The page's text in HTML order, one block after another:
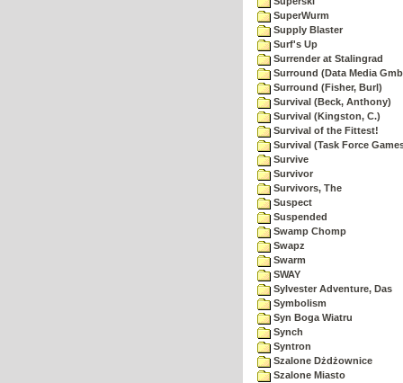
SuperWurm
Supply Blaster
Surf's Up
Surrender at Stalingrad
Surround (Data Media
Surround (Fisher, Burl)
Survival (Beck, Anthony)
Survival (Kingston, C.)
Survival of the Fittest!
Survival (Task Force
Survive
Survivor
Survivors, The
Suspect
Suspended
Swamp Chomp
Swapz
Swarm
SWAY
Sylvester Adventure, Das
Symbolism
Syn Boga Wiatru
Synch
Syntron
Szalone Dżdżownice
Szalone Miasto